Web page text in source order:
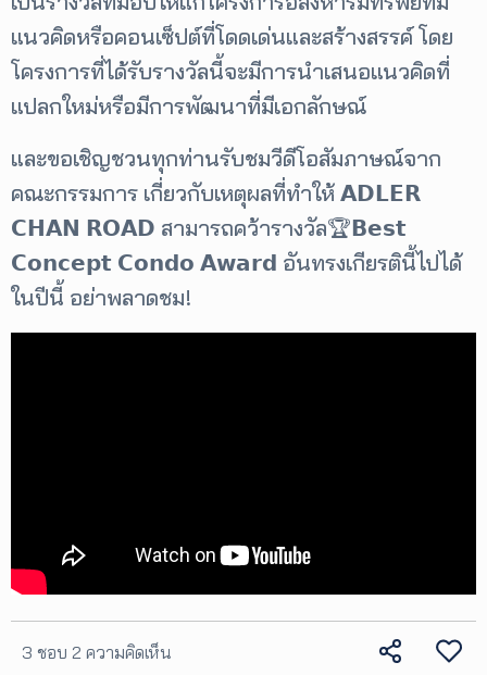
แนวคิดหรือคอนเซ็ปต์ที่โดดเด่นและสร้างสรรค์ โดย
โครงการที่ได้รับรางวัลนี้จะมีการนำเสนอแนวคิดที่
แปลกใหม่หรือมีการพัฒนาที่มีเอกลักษณ์
และขอเชิญชวนทุกท่านรับชมวีดีโอสัมภาษณ์จาก
คณะกรรมการ เกี่ยวกับเหตุผลที่ทำให้ 𝗔𝗗𝗟𝗘𝗥
𝗖𝗛𝗔𝗡 𝗥𝗢𝗔𝗗 สามารถคว้ารางวัล🏆𝗕𝗲𝘀𝘁
𝗖𝗼𝗻𝗰𝗲𝗽𝘁 𝗖𝗼𝗻𝗱𝗼 𝗔𝘄𝗮𝗿𝗱 อันทรงเกียรตินี้ไปได้
ในปีนี้ อย่าพลาดชม!
3 ชอบ 2 ความคิดเห็น